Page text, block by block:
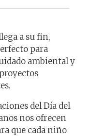
a su fin,
para
ambiental y
del Día del
nos ofrecen
que cada niño